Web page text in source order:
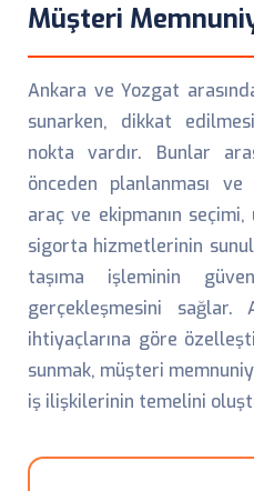
Müşteri
Ankara ve Yozgat
sunarken, dikkat
nokta vardır. Bunlar
önceden planlanması ve
araç ve ekipmanın
sigorta hizmetlerinin
taşıma işleminin
gerçekleşmesini sağlar.
ihtiyaçlarına göre
sunmak, müşteri
iş ilişkilerinin temelini